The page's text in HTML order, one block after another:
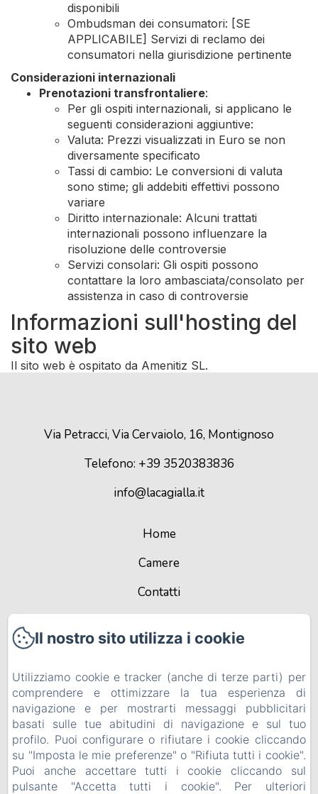
disponibili
Ombudsman dei consumatori: [SE
APPLICABILE] Servizi di reclamo dei
consumatori nella giurisdizione pertinente
Considerazioni internazionali
Prenotazioni transfrontaliere:
Per gli ospiti internazionali, si applicano le
seguenti considerazioni aggiuntive:
Valuta: Prezzi visualizzati in Euro se non
diversamente specificato
Tassi di cambio: Le conversioni di valuta
sono stime; gli addebiti effettivi possono
variare
Diritto internazionale: Alcuni trattati
internazionali possono influenzare la
risoluzione delle controversie
Servizi consolari: Gli ospiti possono
contattare la loro ambasciata/consolato per
assistenza in caso di controversie
Informazioni sull'hosting del
sito web
Il sito web è ospitato da Amenitiz SL.
Via Petracci, Via Cervaiolo, 16, Montignoso
Telefono: +39 3520383836
info@lacagialla.it
Home
Camere
Contatti
Note legali
Informazioni sui cookie
EN
IT
Funziona con Amenitiz
Il nostro sito utilizza i cookie
Utilizziamo cookie e tracker (anche di terze parti) per
comprendere e ottimizzare la tua esperienza di
navigazione e per mostrarti messaggi pubblicitari
basati sulle tue abitudini di navigazione e sul tuo
profilo. Puoi configurare o rifiutare i cookie cliccando
su "Imposta le mie preferenze" o "Rifiuta tutti i cookie".
Puoi anche accettare tutti i cookie cliccando sul
pulsante "Accetta tutti i cookie". Per ulteriori